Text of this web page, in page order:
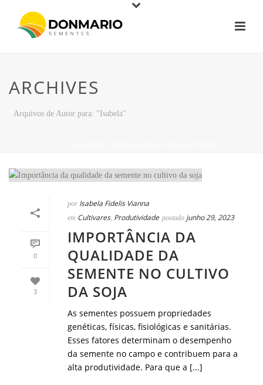
ARCHIVES
Arquivos de Autor para: "Isabela"
0
3
por Isabela Fidelis Vianna
em Cultivares, Produtividade postado junho 29, 2023
IMPORTÂNCIA DA
QUALIDADE DA
SEMENTE NO CULTIVO
DA SOJA
As sementes possuem propriedades
genéticas, físicas, fisiológicas e sanitárias.
Esses fatores determinam o desempenho
da semente no campo e contribuem para a
alta produtividade. Para que a [...]